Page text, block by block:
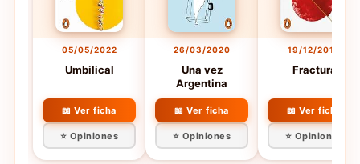
05/05/2022
Umbilical
📖 Ver ficha
⭐ Opiniones
26/03/2020
Una vez
Argentina
📖 Ver ficha
⭐ Opiniones
19/12/2019
Fractura
📖 Ver ficha
⭐ Opiniones